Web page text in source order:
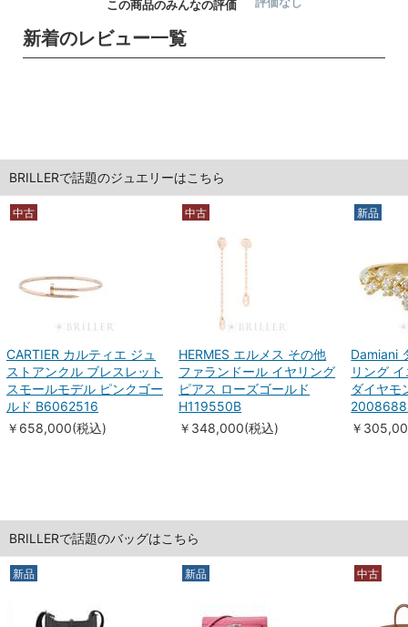
この商品のみんなの評価
新着のレビュー一覧
BRILLERで話題のジュエリーはこちら
中古
CARTIER カルティエ ジュ
ストアンクル ブレスレット
スモールモデル ピンクゴー
ルド B6062516
￥658,000(税込)
中古
HERMES エルメス その他
ファランドール イヤリング
ピアス ローズゴールド
H119550B
￥348,000(税込)
新品
Damiani
リング
ダイヤモ
￥
BRILLERで話題のバッグはこちら
新品 新品 中古